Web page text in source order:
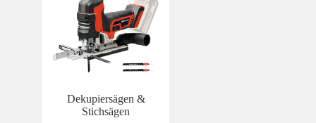
Dekupiersägen &
Stichsägen